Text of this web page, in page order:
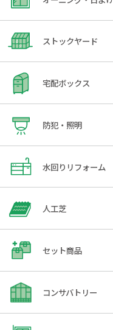
ストックヤード
宅配ボックス
防犯・照明
水回りリフォーム
人工芝
セット商品
コンサバトリー